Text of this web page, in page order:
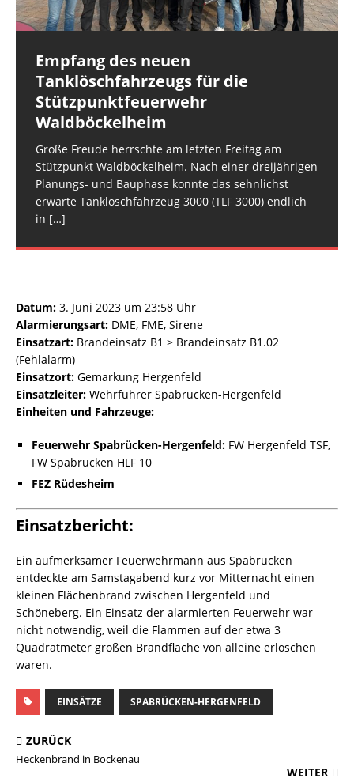
Empfang des neuen
Tanklöschfahrzeugs für die
Stützpunktfeuerwehr
Waldböckelheim
Große Freude herrschte am letzten Freitag am
Stützpunkt Waldböckelheim. Nach einer dreijährigen
Planungs- und Bauphase konnte das sehnlichst
erwarte Tanklöschfahrzeug 3000 (TLF 3000) endlich
in […]
Rüdesheim: Notfalltüröffnung
Datum: 5. August 2026 um
08:41 UhrAlarmierungsart: DME,
GroupAlarmEinsatzart: Hilfeleistungseinsatz H2 >
NahestraßeEinsatzleiter: Wehrleiter VG
RüdesheimEinheiten und Fahrzeuge: Einsatzgruppe
DLZ: Einsatzgruppe DLZ mit[…]
Fahrzeuge: Feuerwehr Rüdesheim: FW […]
Wehrleiter-Stellvertreter 2 VG RüdesheimEinheiten
und Fahrzeuge:[…]
Fahrzeuge: Feuerwehr Hargesheim-Roxheim: FW
Hargesheim-Roxheim LF 20 KatS[…]
Datum: 3. Juni 2023 um 23:58 Uhr
Alarmierungsart: DME, FME, Sirene
Einsatzart: Brandeinsatz B1 > Brandeinsatz B1.02
(Fehlalarm)
Einsatzort: Gemarkung Hergenfeld
Einsatzleiter: Wehrführer Spabrücken-Hergenfeld
Einheiten und Fahrzeuge:
Feuerwehr Spabrücken-Hergenfeld: FW Hergenfeld TSF,
FW Spabrücken HLF 10
FEZ Rüdesheim
Einsatzbericht:
Ein aufmerksamer Feuerwehrmann aus Spabrücken
entdeckte am Samstagabend kurz vor Mitternacht einen
kleinen Flächenbrand zwischen Hergenfeld und
Schöneberg. Ein Einsatz der alarmierten Feuerwehr war
nicht notwendig, weil die Flammen auf der etwa 3
Quadratmeter großen Brandfläche von alleine erloschen
waren.
EINSÄTZE SPABRÜCKEN-HERGENFELD
ZURÜCK
Heckenbrand in Bockenau
WEITER